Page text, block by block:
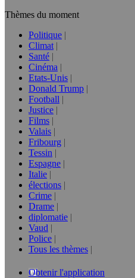
Thèmes du moment
Politique
Climat
Santé
Cinéma
Etats-Unis
Donald Trump
Football
Justice
Films
Valais
Fribourg
Tessin
Espagne
Italie
élections
Crime
Drame
diplomatie
Vaud
Police
Tous les thèmes
Obtenir l'application